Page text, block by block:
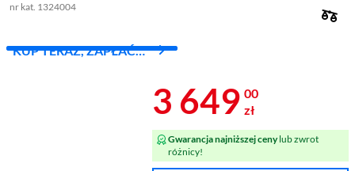
nr kat. 1324004
KUP TERAZ, ZAPŁAĆ
Cena 3 649
3 649 00
zł
Gwarancja najniższej cenylub zwrot
różnicy!